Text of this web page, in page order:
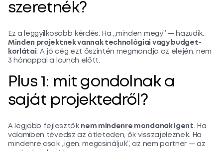
szeretnék?
Ez a leggyilkosabb kérdés. Ha „minden megy” — hazudik.
Minden projektnek vannak technológiai vagy budget-
korlátai. A jó cég ezt őszintén megmondja az elején, nem
3 hónappal a launch előtt.
Plus 1: mit gondolnak a
saját projektedről?
A legjobb fejlesztők nem mindenre mondanak igent. Ha
valamiben tévedsz az ötleteden, ők visszajeleznek. Ha
mindenre csak „igen, megcsináljuk”, az nem partner — az